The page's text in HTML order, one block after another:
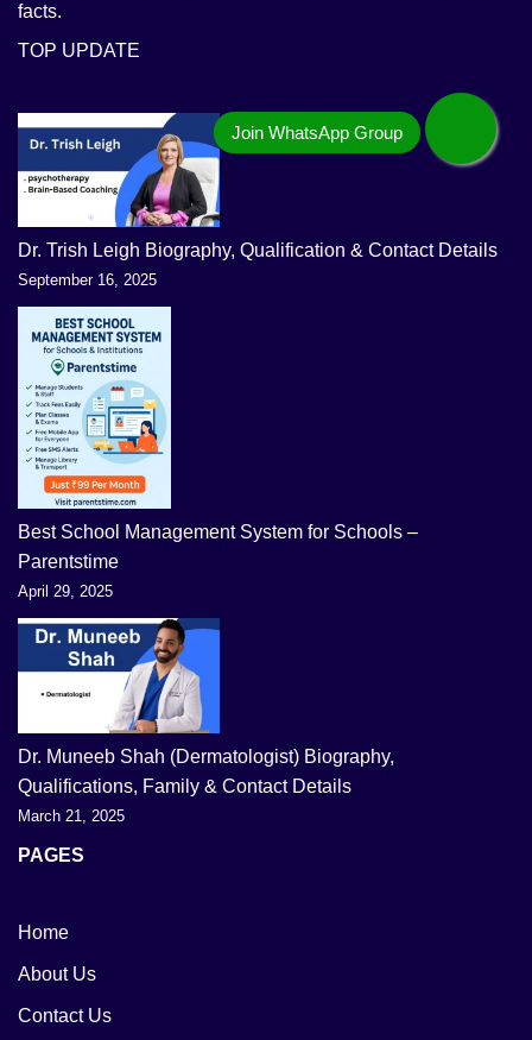
facts.
TOP UPDATE
Dr. Trish Leigh Biography, Qualification & Contact Details
September 16, 2025
Best School Management System for Schools –
Parentstime
April 29, 2025
Dr. Muneeb Shah (Dermatologist) Biography,
Qualifications, Family & Contact Details
March 21, 2025
PAGES
Home
About Us
Contact Us